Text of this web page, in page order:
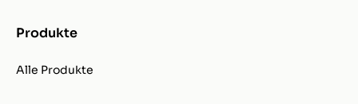
Produkte
Alle Produkte